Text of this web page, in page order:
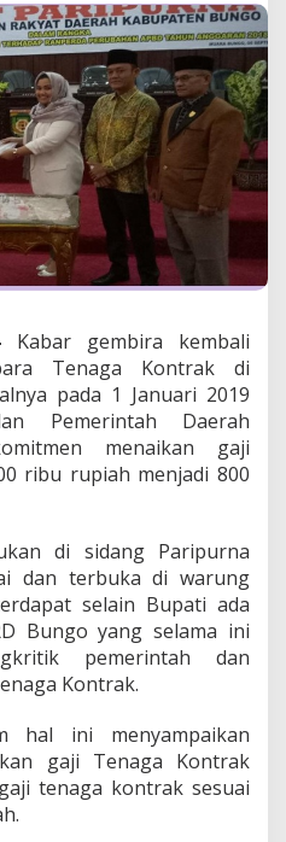
u
p
a
t
i
B
u
n
g
o
S
e
a
a
t
M
u
l
a
1
a
a
r
1
9
Kabar gembira kembali
Tenaga Kontrak di
pada 1 Januari 2019
Pemerintah Daerah
menaikan gaji
ribu rupiah menjadi 800
di sidang Paripurna
dan terbuka di warung
selain Bupati ada
Bungo yang selama ini
pemerintah dan
Kontrak.
hal ini menyampaikan
gaji Tenaga Kontrak
tenaga kontrak sesuai